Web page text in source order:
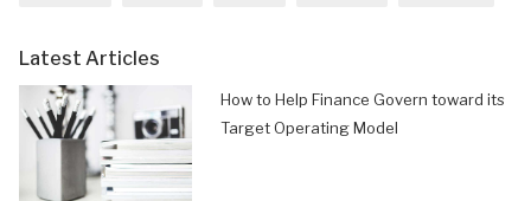
Latest Articles
How to Help Finance Govern toward its
Target Operating Model